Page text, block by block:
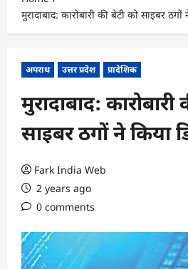
मुरादाबाद: कारोबारी की बेटी को साइबर
अपराध उत्तर प्रदेश प्रादेशिक
मुरादाबाद: कारोबारी
साइबर ठगों ने किया
Fark India Web
2 years ago
0 comments